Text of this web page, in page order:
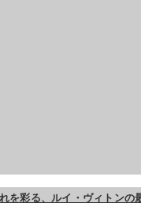
を彩る、ルイ・ヴィトンの